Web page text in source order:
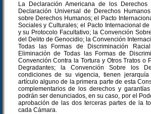
La Declaración Americana de los
Declaración Universal de Derechos
sobre Derechos Humanos; el Pacto
Sociales y Culturales; el Pacto Internacional
y su Protocolo Facultativo; la Convención
del Delito de Genocidio; la Convención
Todas las Formas de Discriminación
Eliminación de Todas las Formas de
Convención Contra la Tortura y Otros Tratos o
Degradantes; la Convención Sobre los
condiciones de su vigencia, tienen
artículo alguno de la primera parte de esta
complementarios de los derechos y
podrán ser denunciados, en su caso, por el
aprobación de las dos terceras partes de la
cada Cámara.